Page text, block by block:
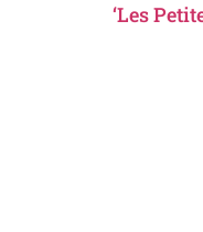
‘Les